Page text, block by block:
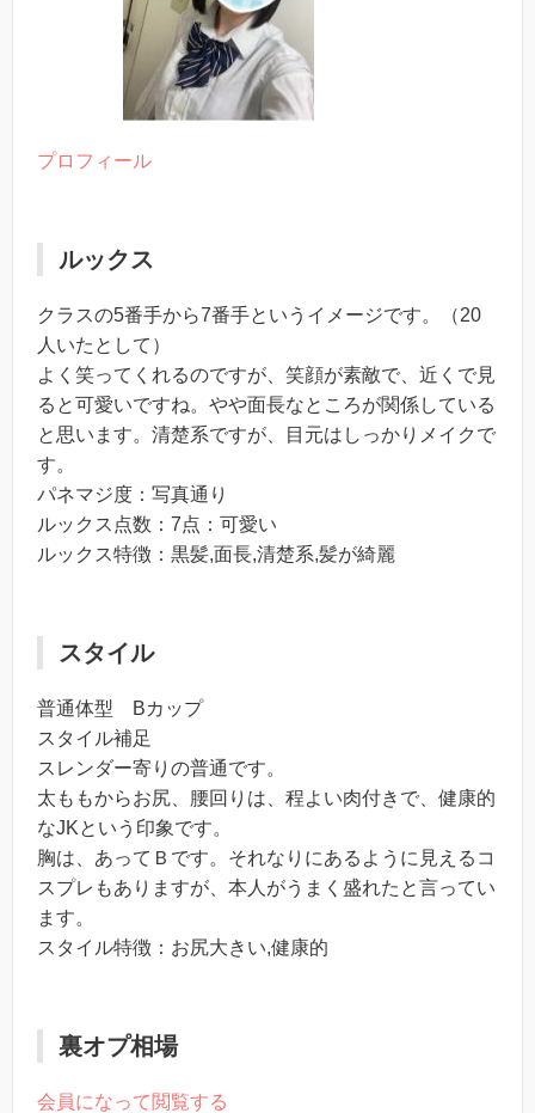
プロフィール
ルックス
クラスの5番手から7番手というイメージです。（20
人いたとして）
よく笑ってくれるのですが、笑顔が素敵で、近くで見
ると可愛いですね。やや面長なところが関係している
と思います。清楚系ですが、目元はしっかりメイクで
す。
パネマジ度：写真通り
ルックス点数：7点：可愛い
ルックス特徴：黒髪,面長,清楚系,髪が綺麗
スタイル
普通体型 Bカップ
スタイル補足
スレンダー寄りの普通です。
太ももからお尻、腰回りは、程よい肉付きで、健康的
なJKという印象です。
胸は、あってＢです。それなりにあるように見えるコ
スプレもありますが、本人がうまく盛れたと言ってい
ます。
スタイル特徴：お尻大きい,健康的
裏オプ相場
会員になって閲覧する